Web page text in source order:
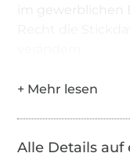
im gewerblichen
Alle Details auf